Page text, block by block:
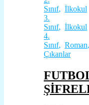
Sınıf, İlkokul
3.
Sınıf, İlkokul
4.
Sınıf, Roman,
Çıkanlar